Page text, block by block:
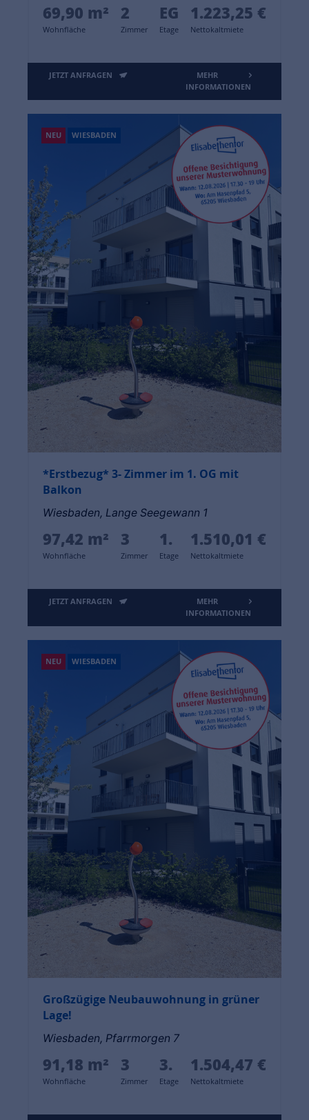
69,90 m²
Wohnfläche
2
Zimmer
EG
Etage
1.223,25 €
Nettokaltmiete
JETZT ANFRAGEN
MEHR
INFORMATIONEN
NEU WIESBADEN
*Erstbezug* 3- Zimmer im 1. OG mit
Balkon
Wiesbaden, Lange Seegewann 1
97,42 m²
Wohnfläche
3
Zimmer
1.
Etage
1.510,01 €
Nettokaltmiete
JETZT ANFRAGEN
MEHR
INFORMATIONEN
NEU WIESBADEN
Großzügige Neubauwohnung in grüner
Lage!
Wiesbaden, Pfarrmorgen 7
91,18 m²
Wohnfläche
3
Zimmer
3.
Etage
1.504,47 €
Nettokaltmiete